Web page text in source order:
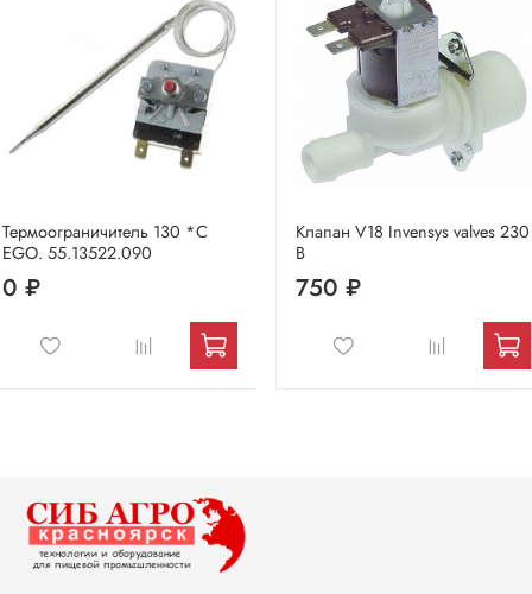
Термоограничитель 130 *C
EGO. 55.13522.090
0 ₽
Клапан V18 Invensys valves 230
В
750 ₽